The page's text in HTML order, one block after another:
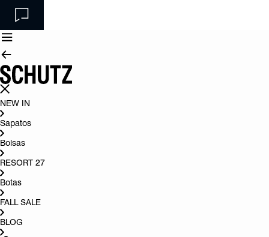
NEW IN
Sapatos
Bolsas
RESORT 27
Botas
FALL SALE
BLOG